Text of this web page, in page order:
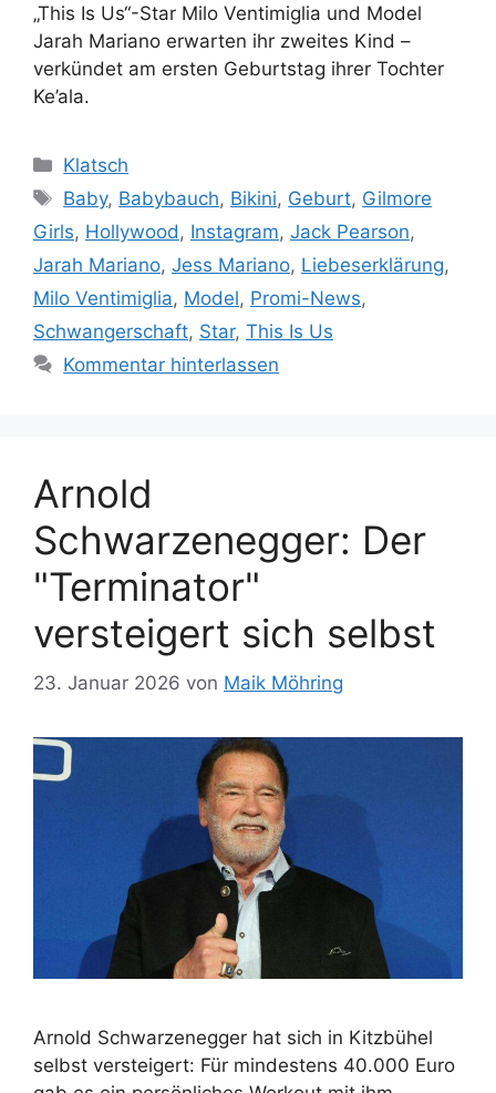
„This Is Us“-Star Milo Ventimiglia und Model
Jarah Mariano erwarten ihr zweites Kind –
verkündet am ersten Geburtstag ihrer Tochter
Ke’ala.
Kategorien
Klatsch
Schlagwörter
Baby, Babybauch, Bikini, Geburt, Gilmore
Girls, Hollywood, Instagram, Jack Pearson,
Jarah Mariano, Jess Mariano, Liebeserklärung,
Milo Ventimiglia, Model, Promi-News,
Schwangerschaft, Star, This Is Us
Kommentar hinterlassen
Arnold
Schwarzenegger: Der
"Terminator"
versteigert sich selbst
23. Januar 2026 von Maik Möhring
Arnold Schwarzenegger hat sich in Kitzbühel
selbst versteigert: Für mindestens 40.000 Euro